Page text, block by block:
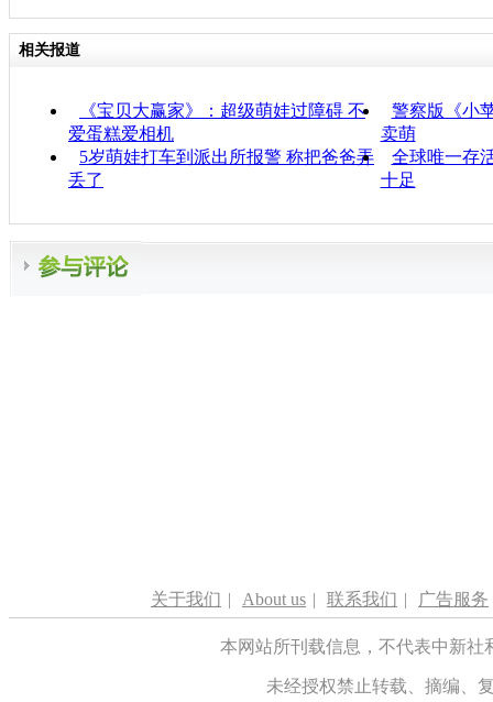
相关报道
《宝贝大赢家》：超级萌娃过障碍 不
爱蛋糕爱相机
警察版《小
卖萌
5岁萌娃打车到派出所报警 称把爸爸弄
丢了
全球唯一存
十足
关于我们 | About us | 联系我们 | 广告服务
本网站所刊载信息，不代表中新
未经授权禁止转载、摘编、